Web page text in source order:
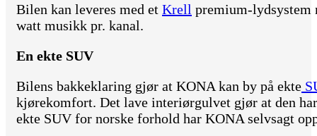
Bilen kan leveres med et Krell premium-lydsystem
watt musikk pr. kanal.
En ekte SUV
Bilens bakkeklaring gjør at KONA kan by på ekte
kjørekomfort. Det lave interiørgulvet gjør at den
ekte SUV for norske forhold har KONA selvsagt